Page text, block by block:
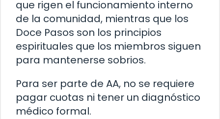
que rigen el funcionamiento interno
de la comunidad, mientras que los
Doce Pasos son los principios
espirituales que los miembros siguen
para mantenerse sobrios.
Para ser parte de AA, no se requiere
pagar cuotas ni tener un diagnóstico
médico formal.